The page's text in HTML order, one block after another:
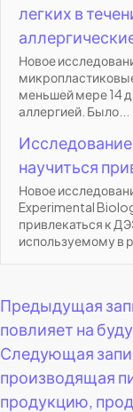
легких в
Новое
меньшей мере 14
аллергией. Было...
научиться
Новое
Experimental
привлекаться к
используемому в
по
Предыдущая
повлияет на
Следующая
производящая
продукцию,